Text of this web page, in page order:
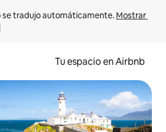
se tradujo automáticamente. Mostrar
Tu espacio en Airbnb